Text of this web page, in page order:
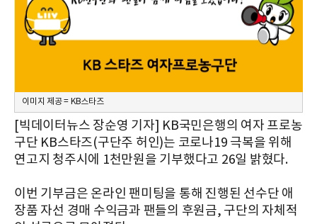
이미지 제공 = KB스타즈
[빅데이터뉴스 장순영 기자] KB국민은행의 여자 프로농
구단 KB스타즈(구단주 허인)는 코로나19 극복을 위해
연고지 청주시에 1천만원을 기부했다고 26일 밝혔다.
이번 기부금은 온라인 팬미팅을 통해 진행된 선수단 애
장품 자선 경매 수익금과 팬들의 후원금, 구단의 자체적